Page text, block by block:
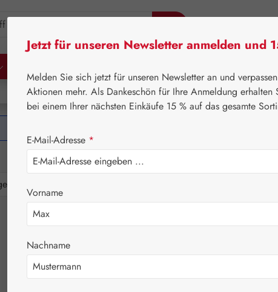
Jetzt für unseren Newsletter anmelden und
Melden Sie sich jetzt für unseren Newsletter an und
Aktionen mehr. Als Dankeschön für Ihre Anmeldung
bei einem Ihrer nächsten Einkäufe 15 % auf das gesamte
E-Mail-Adresse *
Vorname
Nachname